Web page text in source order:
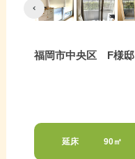
福岡市中央区 F様邸
延床 90㎡